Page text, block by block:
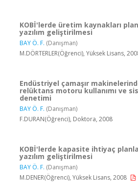
KOBİ'lerde üretim kaynakları
yazılım geliştirilmesi
BAY Ö. F. (Danışman)
M.DÖRTERLER(Öğrenci), Yüksek Lisans,
Endüstriyel çamaşır
relüktans motoru kullanımı ve
denetimi
BAY Ö. F. (Danışman)
F.DURAN(Öğrenci), Doktora, 2008
KOBİ'lerde kapasite ihtiyaç
yazılım geliştirilmesi
BAY Ö. F. (Danışman)
M.DENER(Öğrenci), Yüksek Lisans, 2008